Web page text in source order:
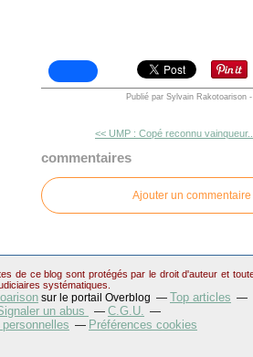
Publié par Sylvain Rakotoarison -
<< UMP : Copé reconnu
commentaires
Ajouter un commentaire
de ce blog sont protégés par le droit d'auteur et
systématiques.
sur le portail Overblog
Top articles
un abus
C.G.U.
Préférences cookies